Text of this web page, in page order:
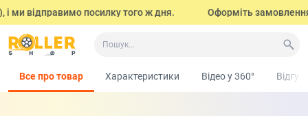
відправимо посилку того ж дня. Оформіть замовлення
Все про товар Характеристики Відео у 360°